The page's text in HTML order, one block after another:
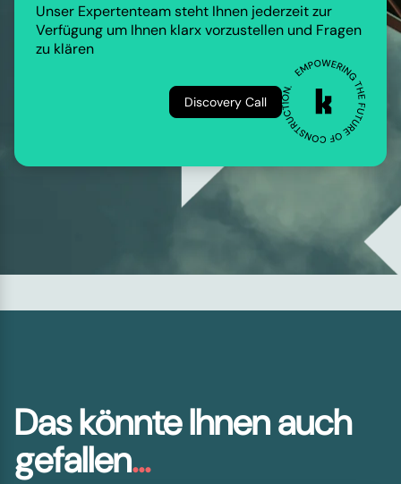
Unser Expertenteam steht Ihnen jederzeit zur
Verfügung um Ihnen klarx vorzustellen und Fragen
zu klären
Discovery Call
Das könnte Ihnen auch
gefallen...